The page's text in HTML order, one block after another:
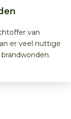
van
er veel nuttige